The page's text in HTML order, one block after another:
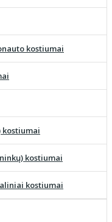
kostiumai
kostiumai
kostiumai